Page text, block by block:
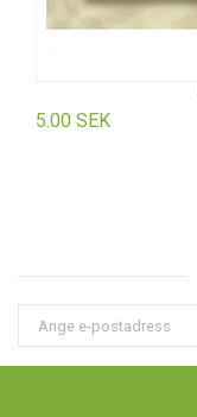
5.00 SEK